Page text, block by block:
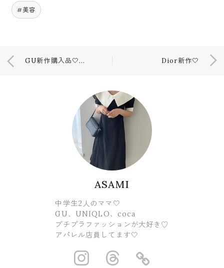
#美容
GU新作購入品🤍早くも完売サイズ有りのアイテム！ Dior新作🤍
ASAMI
中学生2人のママ🤍
GU、UNIQLO、coca
プチプラファッションが大好き♡
アパレル店員してます🤍
https://https://